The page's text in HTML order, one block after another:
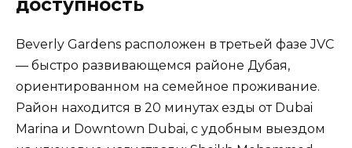
доступность
Beverly Gardens расположен в третьей фазе JVC
— быстро развивающемся районе Дубая,
ориентированном на семейное проживание.
Район находится в 20 минутах езды от Dubai
Marina и Downtown Dubai, с удобным выездом